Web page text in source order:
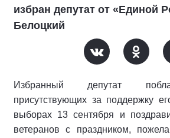
избран депутат от «Единой
Белоцкий
Избранный депутат
присутствующих за поддержку
выборах 13 сентября и
ветеранов с праздником,